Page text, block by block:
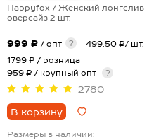
Happyfox / Женский лонгслив
оверсайз 2 шт.
999 ₽ / опт ?
499.50 ₽/ шт.
1799 ₽ / розница
959 ₽ / крупный опт
?
2780
В корзину
Размеры в наличии: